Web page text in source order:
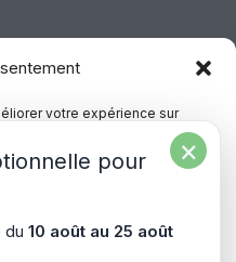
votre expérience sur
des contenus personnalisés.
vos préférences à tout
l’Europe via
×
pour
du 10 août au 25 août